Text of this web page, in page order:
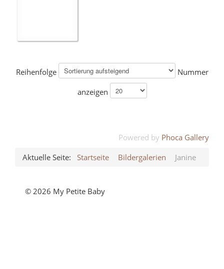
Reihenfolge
Nummer
anzeigen
Powered by Phoca Gallery
Aktuelle Seite:
Startseite Bildergalerien Janine
© 2026 My Petite Baby